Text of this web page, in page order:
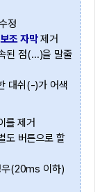
정
조 자막제거
된 점(...)을 말줄
대쉬(-)가 어색
를 제거
도 버튼으로 할
우(20ms 이하)